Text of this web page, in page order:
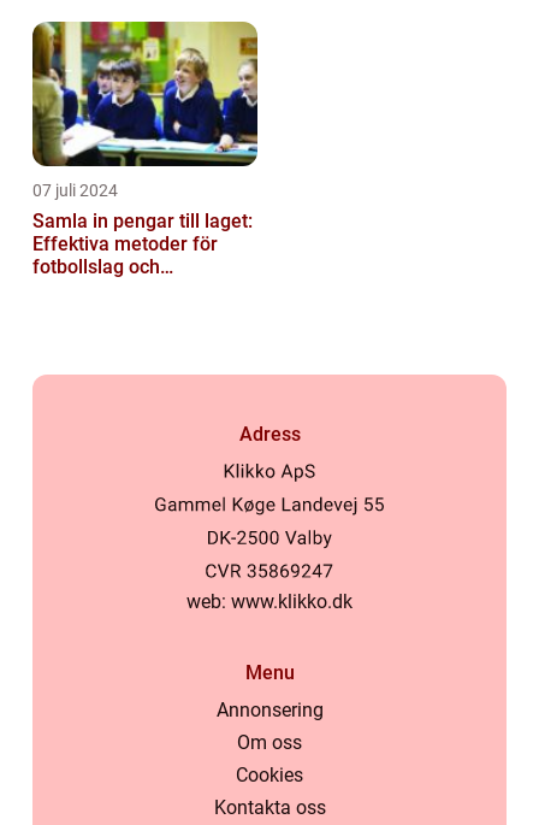
07 juli 2024
Samla in pengar till laget:
Effektiva metoder för
fotbollslag och
Adress
web: www.klikko.dk
Menu
Annonsering
Om oss
Cookies
Kontakta oss